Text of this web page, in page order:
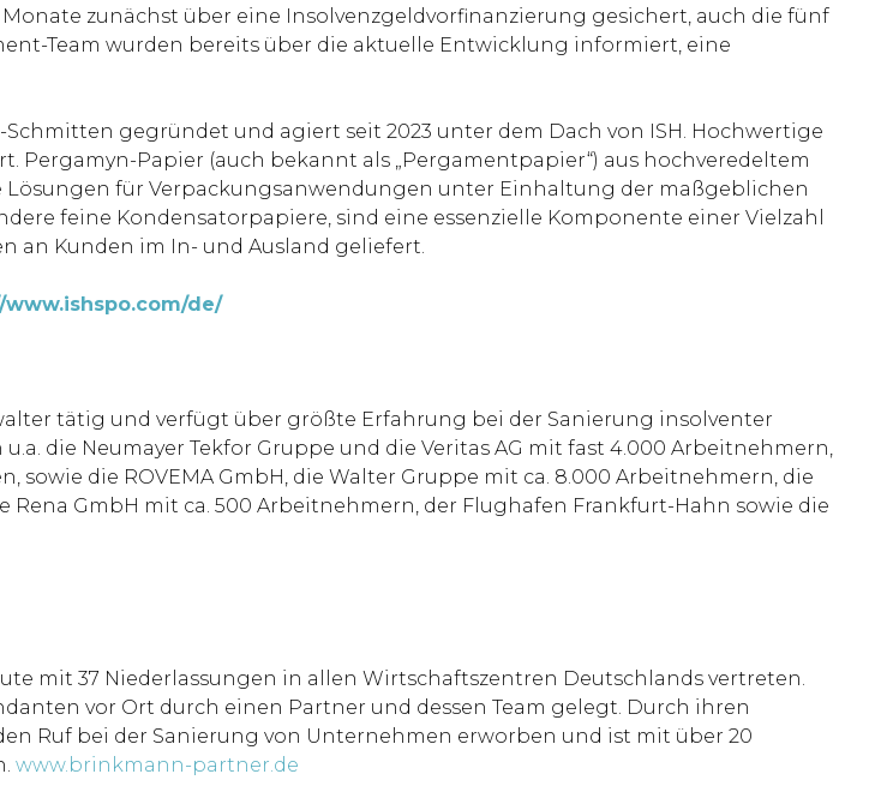
zunächst über eine Insolvenzgeldvorfinanzierung gesichert, auch die fünf
Team wurden bereits über die aktuelle Entwicklung informiert, eine
gegründet und agiert seit 2023 unter dem Dach von ISH. Hochwertige
Papier (auch bekannt als „Pergamentpapier“) aus hochveredeltem
für Verpackungsanwendungen unter Einhaltung der maßgeblichen
feine Kondensatorpapiere, sind eine essenzielle Komponente einer Vielzahl
an Kunden im In- und Ausland geliefert.
de/
tätig und verfügt über größte Erfahrung bei der Sanierung insolventer
die Neumayer Tekfor Gruppe und die Veritas AG mit fast 4.000 Arbeitnehmern,
die ROVEMA GmbH, die Walter Gruppe mit ca. 8.000 Arbeitnehmern, die
GmbH mit ca. 500 Arbeitnehmern, der Flughafen Frankfurt-Hahn sowie die
mit 37 Niederlassungen in allen Wirtschaftszentren Deutschlands vertreten.
vor Ort durch einen Partner und dessen Team gelegt. Durch ihren
Ruf bei der Sanierung von Unternehmen erworben und ist mit über 20
www.brinkmann-partner.de